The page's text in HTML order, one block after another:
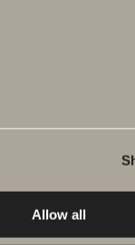
Allow all
interesseret